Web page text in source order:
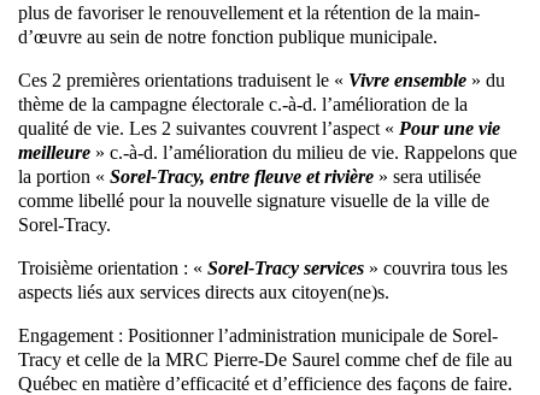
plus de favoriser le renouvellement et la rétention de la main-
d’œuvre au sein de notre fonction publique municipale.
Ces 2 premières orientations traduisent le « Vivre ensemble » du
thème de la campagne électorale c.-à-d. l’amélioration de la
qualité de vie. Les 2 suivantes couvrent l’aspect « Pour une vie
meilleure » c.-à-d. l’amélioration du milieu de vie. Rappelons que
la portion « Sorel-Tracy, entre fleuve et rivière » sera utilisée
comme libellé pour la nouvelle signature visuelle de la ville de
Sorel-Tracy.
Troisième orientation : « Sorel-Tracy services » couvrira tous les
aspects liés aux services directs aux citoyen(ne)s.
Engagement : Positionner l’administration municipale de Sorel-
Tracy et celle de la MRC Pierre-De Saurel comme chef de file au
Québec en matière d’efficacité et d’efficience des façons de faire.